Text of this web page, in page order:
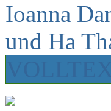
Ioanna
und Ha